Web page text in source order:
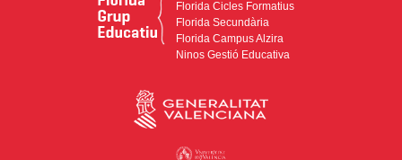
Florida Cicles Formatius
Florida Secundària
Florida Campus Alzira
Ninos Gestió Educativa